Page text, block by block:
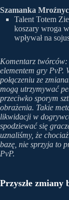
Szamanka
Talent Totem
koszary wroga
wpływał na
Komentarz twórców:
elementem gry PvP.
połączeniu ze
mogą utrzymywać
przeciwko sporym
obrażenia. Takie
likwidacji w
spodziewać się
uznaliśmy, że
bazę, nie sprzyja to
PvP.
Przyszłe zmiany